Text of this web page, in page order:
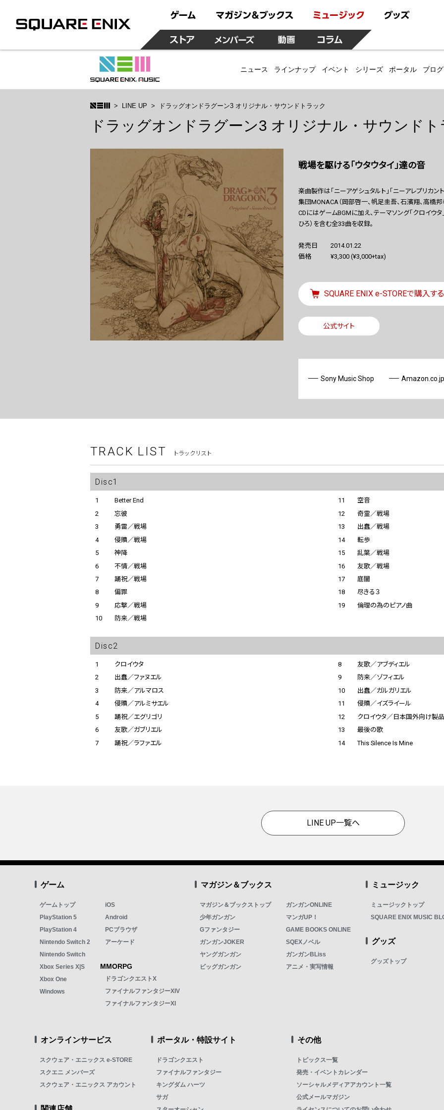
ニュース ラインナップ イベント シリーズ ポータル ブログ
LINE UP ドラッグオンドラグーン3 オリジナル・サウンドトラック
ドラッグオンドラグーン3 オリジナル・サウンド
戦場を駆ける「ウタウタイ」達の音
楽曲製作は「ニーアゲシュタルト」「ニーアレプリカ
集団MONACA（岡部啓一、帆足圭吾、石濱翔、高橋
CDにはゲームBGMに加え、テーマソング「クロイウタ
ひろ）を含む全33曲を収録。
発売日
2014.01.22
価格
¥3,300 (¥3,000+tax)
SQUARE ENIX e-STOREで購入する
公式サイト
Sony Music Shop Amazon.co.jp
TRACK LIST トラックリスト
Disc1
1
Better End
2
忘彼
3
勇雷／戦場
4
侵贖／戦場
5
神降
6
不情／戦場
7
踊祝／戦場
8
偏罪
9
応撃／戦場
10
防来／戦場
11
空音
12
奇霊／戦場
13
出蠢／戦場
14
転歩
15
乱葉／戦場
16
友歌／戦場
17
底闇
18
尽きる３
19
倫理の為のピアノ曲
Disc2
1
クロイウタ
2
出蠢／ファヌエル
3
防来／アルマロス
4
侵贖／アルミサエル
5
踊祝／エグリゴリ
6
友歌／ガブリエル
7
踊祝／ラファエル
8
友歌／アブディエル
9
防来／ゾフィエル
10
出蠢／ガルガリエル
11
侵贖／イズライール
12
クロイウタ／日本国外向け製
13
最後の歌
14
This Silence Is Mine
LINE UP一覧へ
ゲーム
ゲームトップ
PlayStation 5
PlayStation 4
Nintendo Switch 2
Nintendo Switch
Xbox Series X|S
Xbox One
Windows
iOS
Android
PCブラウザ
アーケード
MMORPG
ドラゴンクエストX
ファイナルファンタジーXIV
ファイナルファンタジーXI
マガジン＆ブックス
マガジン＆ブックストップ
少年ガンガン
Gファンタジー
ガンガンJOKER
ヤングガンガン
ビッグガンガン
ガンガンONLINE
マンガUP！
GAME BOOKS ONLINE
SQEXノベル
ガンガンBLiss
アニメ・実写情報
ミュージック
ミュージックトップ
SQUARE ENIX MUSIC
グッズ
グッズトップ
オンラインサービス
スクウェア・エニックス e-STORE
スクエニ メンバーズ
スクウェア・エニックス アカウント
ポータル・特設サイト
ドラゴンクエスト
ファイナルファンタジー
キングダム ハーツ
サガ
その他
トピックス一覧
発売・イベントカレンダー
ソーシャルメディアアカウント一覧
公式メールマガジン